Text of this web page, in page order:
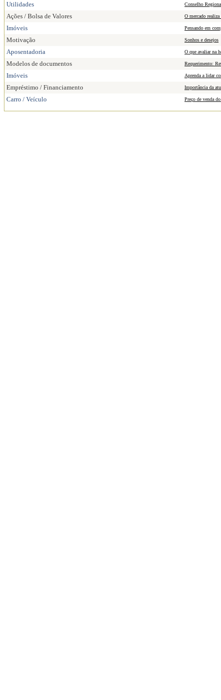
Utilidades Conselho
Ações / Bolsa de Valores O mercado
Imóveis Pensando em
Motivação Sonhos e desejos
Aposentadoria O que avaliar na
Modelos de documentos Requerimento:
Imóveis Aprenda a lidar
Empréstimo / Financiamento Importância da
Carro / Veículo Preço de venda